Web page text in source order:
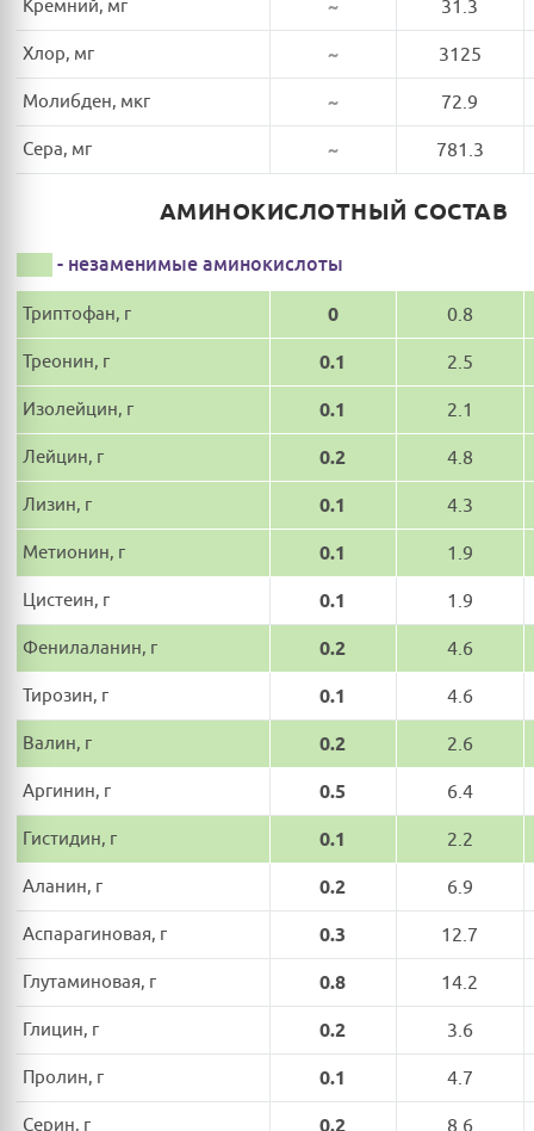
Кремний, мг ~ 31.3
Хлор, мг ~ 3125
Молибден, мкг ~ 72.9
Сера, мг ~ 781.3
АМИНОКИСЛОТНЫЙ СОСТАВ
- незаменимые аминокислоты
Триптофан, г 0 0.8
Треонин, г 0.1 2.5
Изолейцин, г 0.1 2.1
Лейцин, г 0.2 4.8
Лизин, г 0.1 4.3
Метионин, г 0.1 1.9
Цистеин, г 0.1 1.9
Фенилаланин, г 0.2 4.6
Тирозин, г 0.1 4.6
Валин, г 0.2 2.6
Аргинин, г 0.5 6.4
Гистидин, г 0.1 2.2
Аланин, г 0.2 6.9
Аспарагиновая, г 0.3 12.7
Глутаминовая, г 0.8 14.2
Глицин, г 0.2 3.6
Пролин, г 0.1 4.7
Серин, г 0.2 8.6